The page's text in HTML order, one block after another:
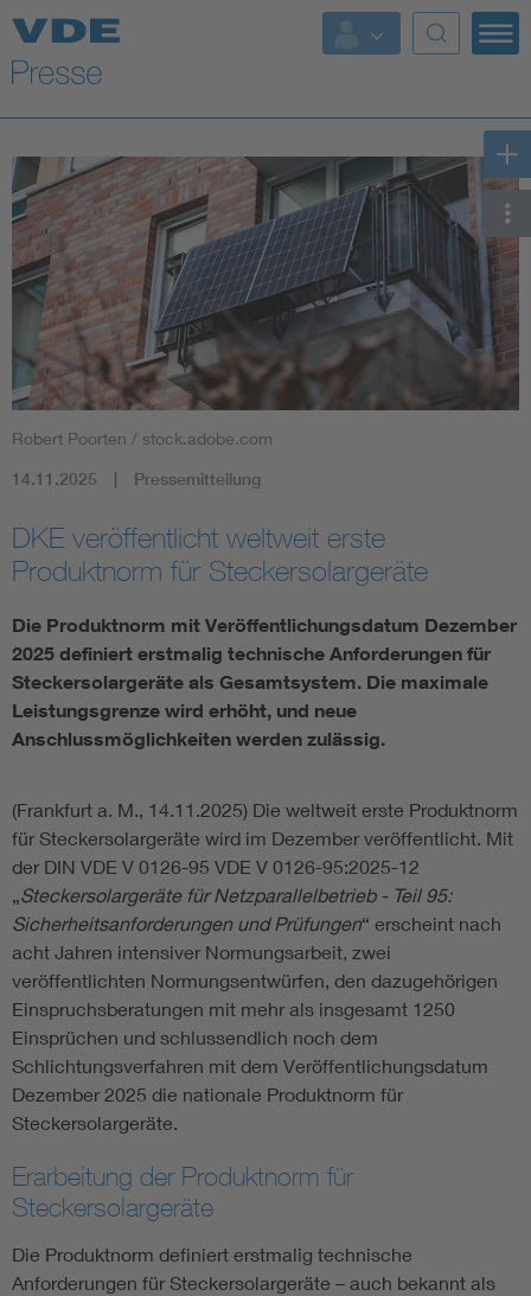
Top Themen
Fokusthemen
Energy
AI & Digital Trust
Health
Mobility
Assisted Living
Electromobility
Energy efficiency
Functional safety
Robert Poorten / stock.adobe.com
14.11.2025 Pressemitteilung
DKE veröffentlicht weltweit erste
Produktnorm für Steckersolargeräte
Die Produktnorm mit Veröffentlichungsdatum Dezember
2025 definiert erstmalig technische Anforderungen für
Steckersolargeräte als Gesamtsystem. Die maximale
Leistungsgrenze wird erhöht, und neue
Anschlussmöglichkeiten werden zulässig.
(Frankfurt a. M., 14.11.2025) Die weltweit erste Produktnorm
für Steckersolargeräte wird im Dezember veröffentlicht. Mit
der DIN VDE V 0126-95 VDE V 0126-95:2025-12
„Steckersolargeräte für Netzparallelbetrieb - Teil 95:
Sicherheitsanforderungen und Prüfungen“ erscheint nach
acht Jahren intensiver Normungsarbeit, zwei
veröffentlichten Normungsentwürfen, den dazugehörigen
Einspruchsberatungen mit mehr als insgesamt 1250
Einsprüchen und schlussendlich noch dem
Schlichtungsverfahren mit dem Veröffentlichungsdatum
Dezember 2025 die nationale Produktnorm für
Steckersolargeräte.
Erarbeitung der Produktnorm für
Steckersolargeräte
Die Produktnorm definiert erstmalig technische
Anforderungen für Steckersolargeräte – auch bekannt als